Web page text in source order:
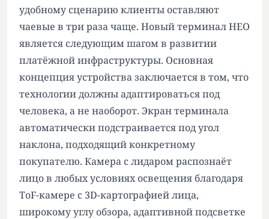
удобному сценарию клиенты оставляют
чаевые в три раза чаще. Новый терминал НЕО
является следующим шагом в развитии
платёжной инфраструктуры. Основная
концепция устройства заключается в том, что
технологии должны адаптироваться под
человека, а не наоборот. Экран терминала
автоматически подстраивается под угол
наклона, подходящий конкретному
покупателю. Камера с лидаром распознаёт
лицо в любых условиях освещения благодаря
ToF-камере с 3D-картографией лица,
широкому углу обзора, адаптивной подсветке